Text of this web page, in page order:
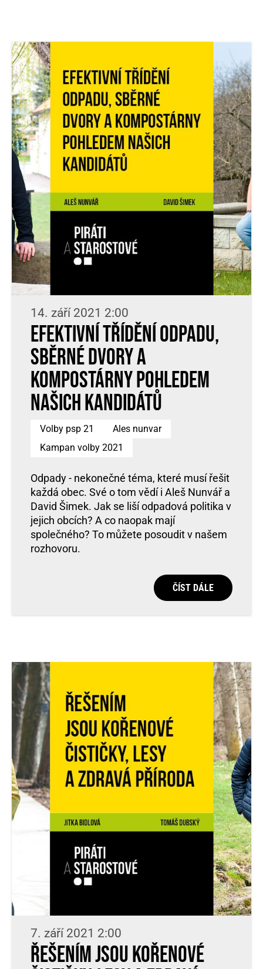
14. září 2021 2:00
Efektivní třídění odpadu,
sběrné dvory a
kompostárny pohledem
našich kandidátů
Volby psp 21
Ales nunvar
Kampan volby 2021
Odpady - nekonečné téma, které musí řešit
každá obec. Své o tom vědí i Aleš Nunvář a
David Šimek. Jak se liší odpadová politika v
jejich obcích? A co naopak mají
společného? To můžete posoudit v našem
rozhovoru.
ČÍST DÁLE
7. září 2021 2:00
Řešením jsou kořenové